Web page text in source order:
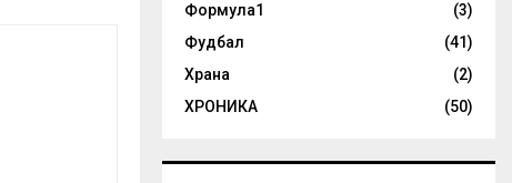
Формула1
(3)
Фудбал
(41)
Храна
(2)
ХРОНИКА
(50)